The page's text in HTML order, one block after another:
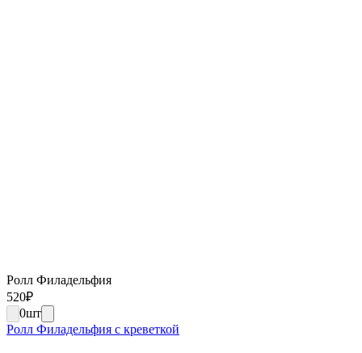
Ролл Филадельфия
520₽
0шт
Ролл Филадельфия с креветкой